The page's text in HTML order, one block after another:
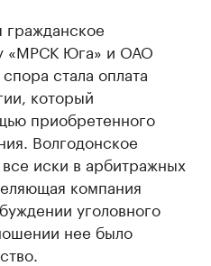
гражданское
«МРСК Юга» и ОАО
стала оплата
который
приобретенного
Волгодонское
иски в арбитражных
компания
уголовного
нее было